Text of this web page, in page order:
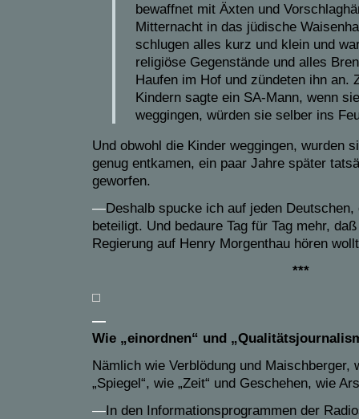
bewaffnet mit Äxten und
Mitternacht in das jüdische
schlugen alles kurz und klein und
religiöse Gegenstände und alles
Haufen im Hof und zündeten ihn an.
Kindern sagte ein SA-Mann, wenn
weggingen, würden sie selber ins
Und obwohl die Kinder weggingen, wurden
genug entkamen, ein paar Jahre später
geworfen.
—Deshalb spucke ich auf jeden
beteiligt. Und bedaure Tag für Tag mehr,
Regierung auf Henry Morgenthau hören
***
—
Wie „einordnen“ und
Nämlich wie Verblödung und Maischberger,
„Spiegel“, wie „Zeit“ und Geschehen, wie
—In den Informationsprogrammen der